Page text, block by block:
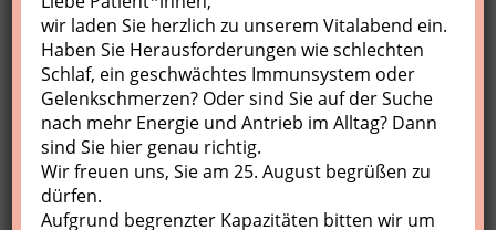
wir laden Sie herzlich zu unserem Vitalabend ein.
Haben Sie Herausforderungen wie schlechten
Schlaf, ein geschwächtes Immunsystem oder
Gelenkschmerzen? Oder sind Sie auf der Suche
nach mehr Energie und Antrieb im Alltag? Dann
sind Sie hier genau richtig.
Wir freuen uns, Sie am 25. August begrüßen zu
dürfen.
Aufgrund begrenzter Kapazitäten bitten wir um